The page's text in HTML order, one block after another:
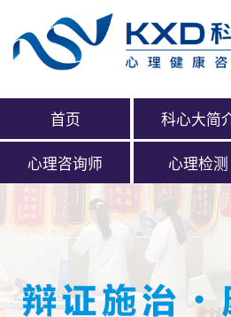
首页 科心大简
心理咨询师 心理检测